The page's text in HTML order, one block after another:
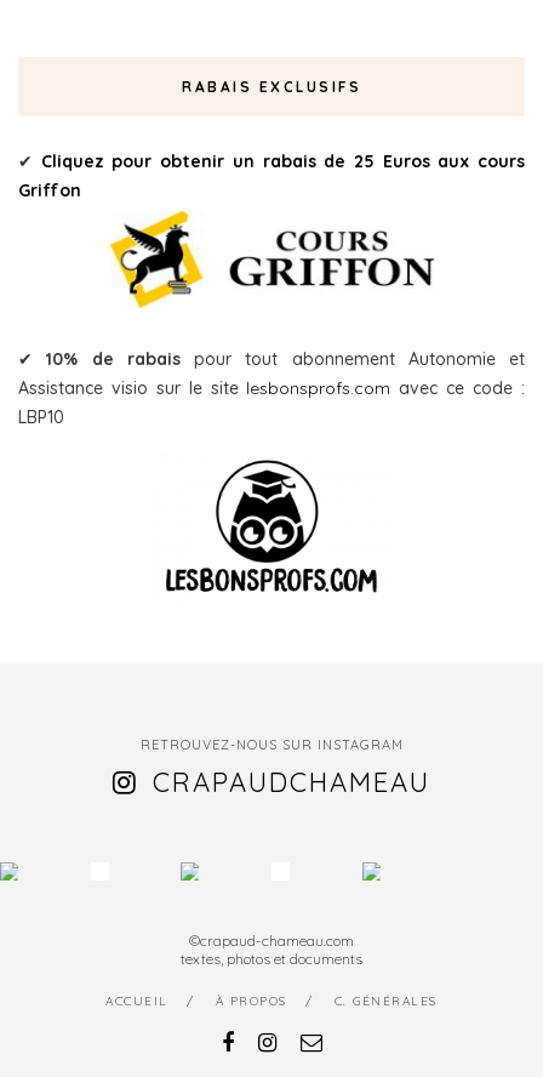
RABAIS EXCLUSIFS
✔ Cliquez pour obtenir un rabais de 25 Euros aux cours
Griffon
✔10% de rabaispour tout abonnement Autonomie et
Assistance visio sur le site lesbonsprofs.com avec ce code :
LBP10
RETROUVEZ-NOUS SUR INSTAGRAM
CRAPAUDCHAMEAU
©crapaud-chameau.com
textes, photos et documents
ACCUEIL À PROPOS C. GÉNÉRALES